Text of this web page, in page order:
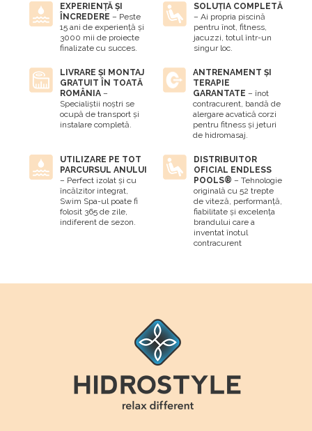
EXPERIENȚĂ ȘI
ÎNCREDERE – Peste
15 ani de experiență și
3000 mii de proiecte
finalizate cu succes.
SOLUȚIA COMPLETĂ
– Ai propria piscină
pentru înot, fitness,
jacuzzi, totul într-un
singur loc.
LIVRARE ȘI MONTAJ
GRATUIT ÎN TOATĂ
ROMÂNIA –
Specialiștii noștri se
ocupă de transport și
instalare completă.
ANTRENAMENT ȘI
TERAPIE
GARANTATE – înot
contracurent, bandă de
alergare acvatică corzi
pentru fitness și jeturi
de hidromasaj.
UTILIZARE PE TOT
PARCURSUL ANULUI
– Perfect izolat și cu
încălzitor integrat,
Swim Spa-ul poate fi
folosit 365 de zile,
indiferent de sezon.
DISTRIBUITOR
OFICIAL ENDLESS
POOLS® – Tehnologie
originală cu 52 trepte
de viteză, performanță,
fiabilitate și excelența
brandului care a
inventat înotul
contracurent